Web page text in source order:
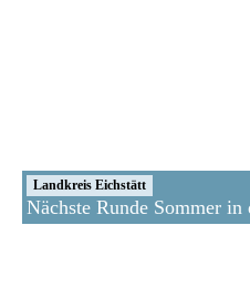
Landkreis Eichstätt
Nächste Runde Sommer in